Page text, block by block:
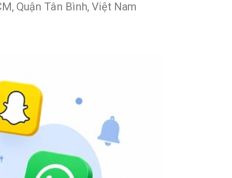
Quận Tân Bình, Việt Nam